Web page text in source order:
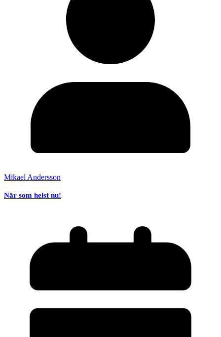
Mikael Andersson
När som helst nu!